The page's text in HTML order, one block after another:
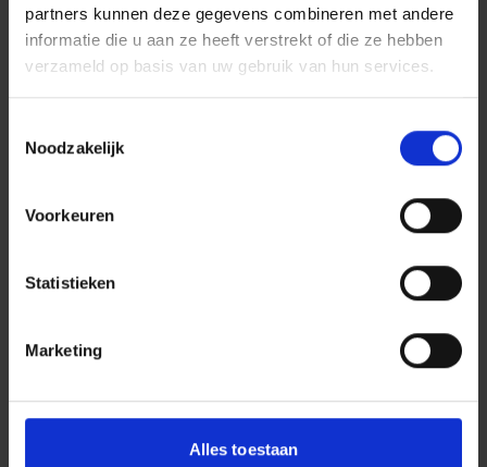
partners kunnen deze gegevens combineren met andere
informatie die u aan ze heeft verstrekt of die ze hebben
verzameld op basis van uw gebruik van hun services.
Noodzakelijk
Voorkeuren
Statistieken
Marketing
Alles toestaan
Media